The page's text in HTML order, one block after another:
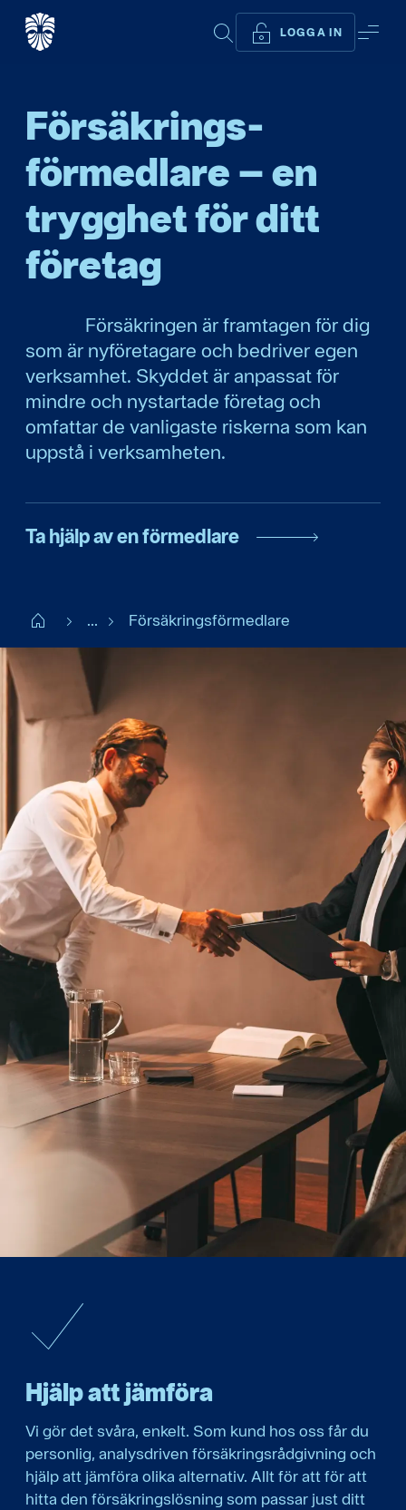
SÖK LOGGA IN
Försäkrings­
förmedlare – en
trygghet för ditt
företag
Försäkringen är framtagen för dig
som är nyföretagare och bedriver egen
verksamhet. Skyddet är anpassat för
mindre och nystartade företag och
omfattar de vanligaste riskerna som kan
uppstå i verksamheten.
Ta hjälp av en förmedlare
Start ... Försäkringsförmedlare
Hjälp att jämföra
Vi gör det svåra, enkelt. Som kund hos oss får du
personlig, analysdriven försäkringsrådgivning och
hjälp att jämföra olika alternativ. Allt för att för att
hitta den försäkringslösning som passar just ditt